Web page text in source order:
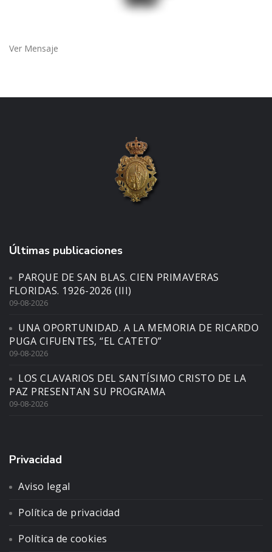
Ver Mensaje
Últimas publicaciones
PARQUE DE SAN BLAS. CIEN PRIMAVERAS
FLORIDAS. 1926-2026 (III)
09-08-2026
UNA OPORTUNIDAD. A LA MEMORIA DE RICARDO
PUGA CIFUENTES, “EL CATETO”
09-08-2026
LOS CLAVARIOS DEL SANTÍSIMO CRISTO DE LA
PAZ PRESENTAN SU PROGRAMA
09-08-2026
Privacidad
Aviso legal
Política de privacidad
Política de cookies